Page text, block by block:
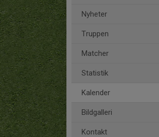
Nyheter
Truppen
Matcher
Statistik
Kalender
Bildgalleri
Kontakt